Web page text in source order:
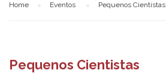
Home Eventos Pequenos Cientistas
Pequenos Cientistas